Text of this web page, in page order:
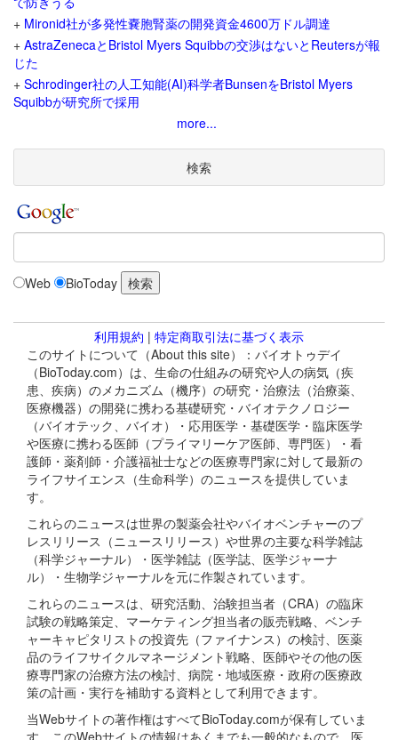
+ Mironid社が多発性嚢胞腎薬の開発資金4600万ドル調達
+ AstraZenecaとBristol Myers Squibbの交渉はないとReutersが報
じた
+ Schrodinger社の人工知能(AI)科学者BunsenをBristol Myers
Squibbが研究所で採用
more...
検索
Web BioToday
利用規約 | 特定商取引法に基づく表示
このサイトについて（About this site）：バイオトゥデイ
（BioToday.com）は、生命の仕組みの研究や人の病気（疾
患、疾病）のメカニズム（機序）の研究・治療法（治療薬、
医療機器）の開発に携わる基礎研究・バイオテクノロジー
（バイオテック、バイオ）・応用医学・基礎医学・臨床医学
や医療に携わる医師（プライマリーケア医師、専門医）・看
護師・薬剤師・介護福祉士などの医療専門家に対して最新の
ライフサイエンス（生命科学）のニュースを提供していま
す。
これらのニュースは世界の製薬会社やバイオベンチャーのプ
レスリリース（ニュースリリース）や世界の主要な科学雑誌
（科学ジャーナル）・医学雑誌（医学誌、医学ジャーナ
ル）・生物学ジャーナルを元に作製されています。
これらのニュースは、研究活動、治験担当者（CRA）の臨床
試験の戦略策定、マーケティング担当者の販売戦略、ベンチ
ャーキャピタリストの投資先（ファイナンス）の検討、医薬
品のライフサイクルマネージメント戦略、医師やその他の医
療専門家の治療方法の検討、病院・地域医療・政府の医療政
策の計画・実行を補助する資料として利用できます。
当Webサイトの著作権はすべてBioToday.comが保有していま